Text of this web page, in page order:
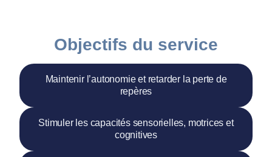
Objectifs du service
Maintenir l’autonomie et retarder la perte de
repères
Stimuler les capacités sensorielles, motrices et
cognitives